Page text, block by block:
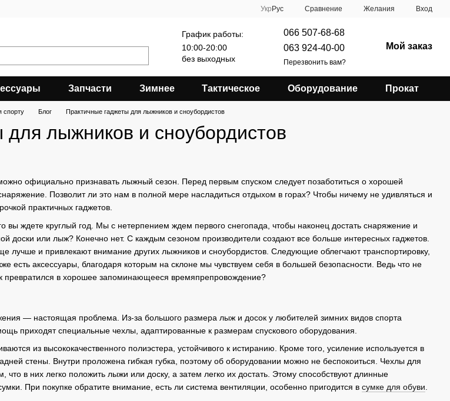
Укр Рус Сравнение Желания Вход
График работы:
10:00-20:00
без выходных
066 507-68-68
063 924-40-00
Перезвонить вам?
Мой заказ
Запчасти Зимнее Тактическое Оборудование Прокат
спорту Блог Практичные гаджеты для лыжников и сноубордистов
лыжников и сноубордистов
официально признавать лыжный сезон. Перед первым спуском следует позаботиться о хорошей
Позволит ли это нам в полной мере насладиться отдыхом в горах? Чтобы ничему не удивляться и
практичных гаджетов.
вы ждете круглый год. Мы с нетерпением ждем первого снегопада, чтобы наконец достать снаряжение и
доски или лыж? Конечно нет. С каждым сезоном производители создают все больше интересных гаджетов.
лучше и привлекают внимание других лыжников и сноубордистов. Следующие облегчают транспортировку,
есть аксессуары, благодаря которым на склоне мы чувствуем себя в большей безопасности. Ведь что не
превратился в хорошее запоминающееся времяпрепровождение?
— настоящая проблема. Из-за большого размера лыж и досок у любителей зимних видов спорта
приходят специальные чехлы, адаптированные к размерам спускового оборудования.
из высококачественного полиэстера, устойчивого к истиранию. Кроме того, усиление используется в
стены. Внутри проложена гибкая губка, поэтому об оборудовании можно не беспокоиться. Чехлы для
что в них легко положить лыжи или доску, а затем легко их достать. Этому способствуют длинные
При покупке обратите внимание, есть ли система вентиляции, особенно пригодится в сумке для обуви